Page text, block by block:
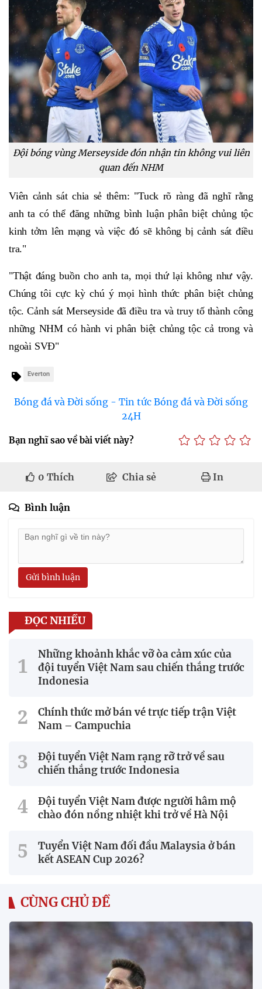
Đội bóng vùng Merseyside đón nhận tin không vui liên
quan đến NHM
Viên cảnh sát chia sẻ thêm: "Tuck rõ ràng đã nghĩ rằng
anh ta có thể đăng những bình luận phân biệt chủng tộc
kinh tởm lên mạng và việc đó sẽ không bị cảnh sát điều
tra."
"Thật đáng buồn cho anh ta, mọi thứ lại không như vậy.
Chúng tôi cực kỳ chú ý mọi hình thức phân biệt chủng
tộc. Cảnh sát Merseyside đã điều tra và truy tố thành công
những NHM có hành vi phân biệt chủng tộc cả trong và
ngoài SVĐ"
Everton
Bóng đá và Đời sống - Tin tức Bóng đá và Đời sống
24H
Bạn nghĩ sao về bài viết này?
0 Thích Chia sẻ In
Bình luận
Gửi bình luận
ĐỌC NHIỀU
Những khoảnh khắc vỡ òa cảm xúc của
đội tuyển Việt Nam sau chiến thắng trước
Indonesia
Chính thức mở bán vé trực tiếp trận Việt
Nam – Campuchia
Đội tuyển Việt Nam rạng rỡ trở về sau
chiến thắng trước Indonesia
Đội tuyển Việt Nam được người hâm mộ
chào đón nồng nhiệt khi trở về Hà Nội
Tuyển Việt Nam đối đầu Malaysia ở bán
kết ASEAN Cup 2026?
CÙNG CHỦ ĐỀ